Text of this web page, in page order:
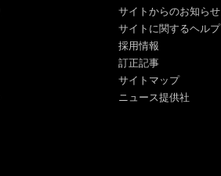
サイトからのお知らせ
サイトに関するヘルプ
採用情報
訂正記事
サイトマップ
ニュース提供社